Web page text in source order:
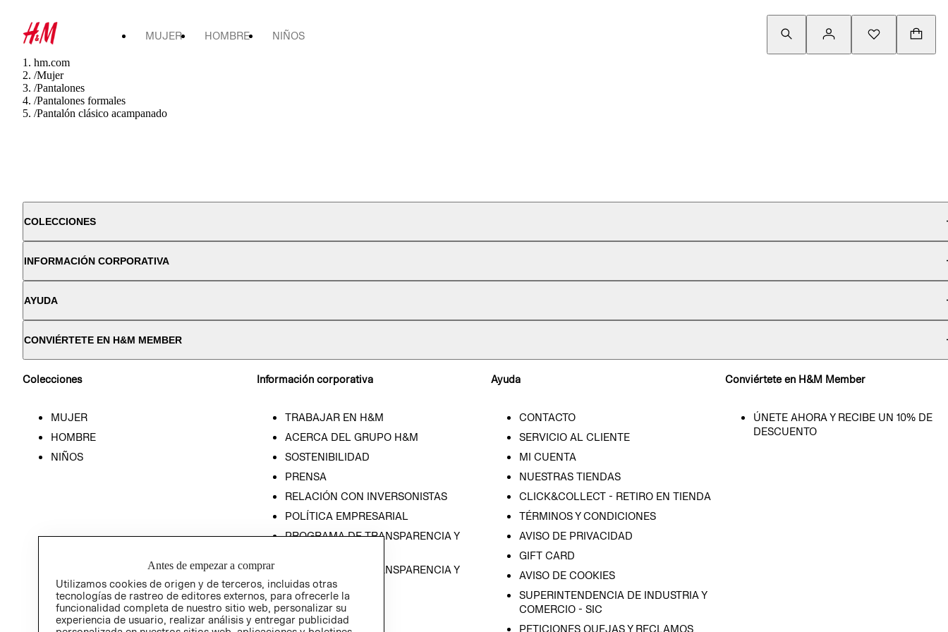
MUJER HOMBRE NIÑOS
hm.com
/Mujer
/Pantalones
/Pantalones formales
/Pantalón clásico acampanado
COLECCIONES
INFORMACIÓN CORPORATIVA
AYUDA
CONVIÉRTETE EN H&M MEMBER
Colecciones
MUJER
HOMBRE
NIÑOS
Información corporativa
TRABAJAR EN H&M
ACERCA DEL GRUPO H&M
SOSTENIBILIDAD
PRENSA
RELACIÓN CON INVERSONISTAS
POLÍTICA EMPRESARIAL
PROGRAMA DE TRANSPARENCIA Y
PROGRAMA DE TRANSPARENCIA Y
ÉTICA (INGLÉS)
Ayuda
CONTACTO
SERVICIO AL CLIENTE
MI CUENTA
NUESTRAS TIENDAS
CLICK&COLLECT - RETIRO EN TIENDA
TÉRMINOS Y CONDICIONES
AVISO DE PRIVACIDAD
GIFT CARD
AVISO DE COOKIES
SUPERINTENDENCIA DE INDUSTRIA Y
COMERCIO - SIC
PETICIONES QUEJAS Y RECLAMOS
Conviértete en H&M Member
ÚNETE AHORA Y RECIBE UN 10% DE
DESCUENTO
Antes de empezar a comprar
Utilizamos cookies de origen y de terceros, incluidas otras
tecnologías de rastreo de editores externos, para ofrecerle la
funcionalidad completa de nuestro sitio web, personalizar su
experiencia de usuario, realizar análisis y entregar publicidad